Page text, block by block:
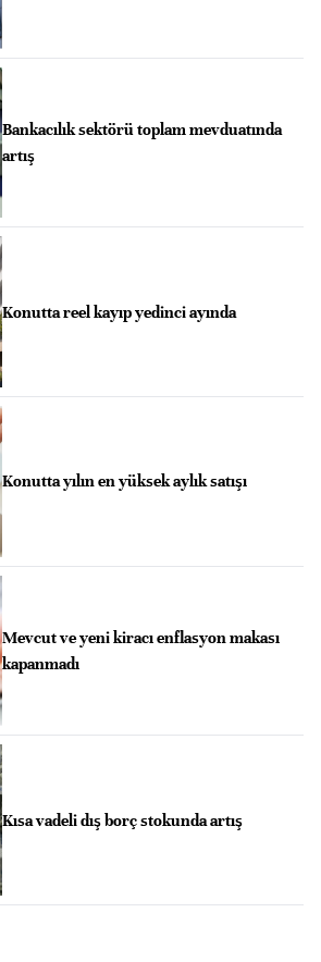
Bankacılık sektörü toplam mevduatında
artış
Konutta reel kayıp yedinci ayında
Konutta yılın en yüksek aylık satışı
Mevcut ve yeni kiracı enflasyon makası
kapanmadı
Kısa vadeli dış borç stokunda artış